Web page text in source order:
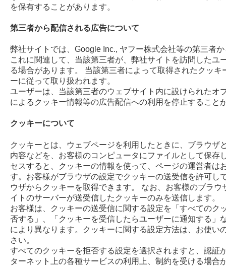
を保有することがあります。
第三者から配信される広告について
弊社サイトでは、Google Inc., ヤフー株式会社等の第三者
これに関連して、当該第三者が、弊社サイトを訪問したユ
る場合があります。 当該第三者によって取得されたクッ
ーに従って取り扱われます。
ユーザーは、当該第三者のウェブサイト内に設けられたオ
によるクッキー情報等の広告配信への利用を停止すること
クッキーについて
クッキーとは、ウェブページを利用したときに、ブラウザ
内容などを、お客様のコンピュータにファイルとして保存
セスすると、クッキーの情報を使って、ページの運営者は
す。お客様がブラウザの設定でクッキーの送受信を許可し
ウザからクッキーを取得できます。 なお、お客様のブラ
イトのサーバーが送受信したクッキーのみを送信します。
お客様は、クッキーの送受信に関する設定を「すべてのク
否する」、「クッキーを受信したらユーザーに通知する」
により異なります。クッキーに関する設定方法は、お使い
さい。
すべてのクッキーを拒否する設定を選択されますと、認証
ターネット上の各種サービスの利用上、制約を受ける場合